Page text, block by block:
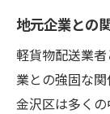
地元企業との
軽貨物配送業
業との強固な
金沢区は多く